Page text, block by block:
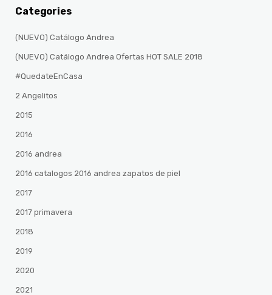
Categories
(NUEVO) Catálogo Andrea
(NUEVO) Catálogo Andrea Ofertas HOT SALE 2018
#QuedateEnCasa
2 Angelitos
2015
2016
2016 andrea
2016 catalogos 2016 andrea zapatos de piel
2017
2017 primavera
2018
2019
2020
2021